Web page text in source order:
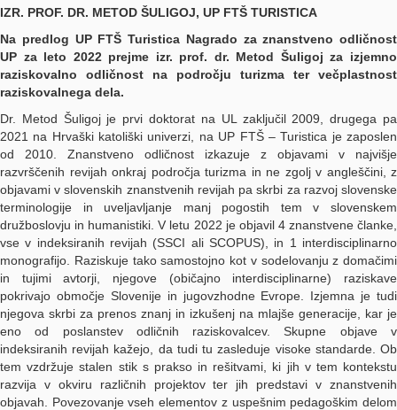
IZR. PROF. DR. METOD ŠULIGOJ, UP FTŠ TURISTICA
Na predlog UP FTŠ Turistica Nagrado za znanstveno odličnost
UP za leto 2022 prejme izr. prof. dr. Metod Šuligoj za izjemno
raziskovalno odličnost na področju turizma ter večplastnost
raziskovalnega dela.
Dr. Metod Šuligoj je prvi doktorat na UL zaključil 2009, drugega pa
2021 na Hrvaški katoliški univerzi, na UP FTŠ – Turistica je zaposlen
od 2010. Znanstveno odličnost izkazuje z objavami v najvišje
razvrščenih revijah onkraj področja turizma in ne zgolj v angleščini, z
objavami v slovenskih znanstvenih revijah pa skrbi za razvoj slovenske
terminologije in uveljavljanje manj pogostih tem v slovenskem
družboslovju in humanistiki. V letu 2022 je objavil 4 znanstvene članke,
vse v indeksiranih revijah (SSCI ali SCOPUS), in 1 interdisciplinarno
monografijo. Raziskuje tako samostojno kot v sodelovanju z domačimi
in tujimi avtorji, njegove (običajno interdisciplinarne) raziskave
pokrivajo območje Slovenije in jugovzhodne Evrope. Izjemna je tudi
njegova skrbi za prenos znanj in izkušenj na mlajše generacije, kar je
eno od poslanstev odličnih raziskovalcev. Skupne objave v
indeksiranih revijah kažejo, da tudi tu zasleduje visoke standarde. Ob
tem vzdržuje stalen stik s prakso in rešitvami, ki jih v tem kontekstu
razvija v okviru različnih projektov ter jih predstavi v znanstvenih
objavah. Povezovanje vseh elementov z uspešnim pedagoškim delom